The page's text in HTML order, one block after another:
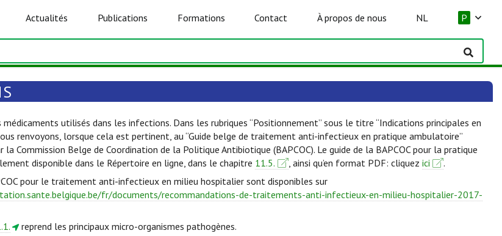
Actualités Publications Formations Contact À propos de nous NL P
médicaments utilisés dans les infections. Dans les rubriques “Positionnement” sous le titre “Indications principales en
renvoyons, lorsque cela est pertinent, au “Guide belge de traitement anti-infectieux en pratique ambulatoire”
la Commission Belge de Coordination de la Politique Antibiotique (BAPCOC). Le guide de la BAPCOC pour la pratique
disponible dans le Répertoire en ligne, dans le chapitre 11.5. , ainsi qu’en format PDF: cliquez ici
.
pour le traitement anti-infectieux en milieu hospitalier sont disponibles sur
fr/documents/recommandations-de-traitements-anti-infectieux-en-milieu-hospitalier-2017-
reprend les principaux micro-organismes pathogènes.